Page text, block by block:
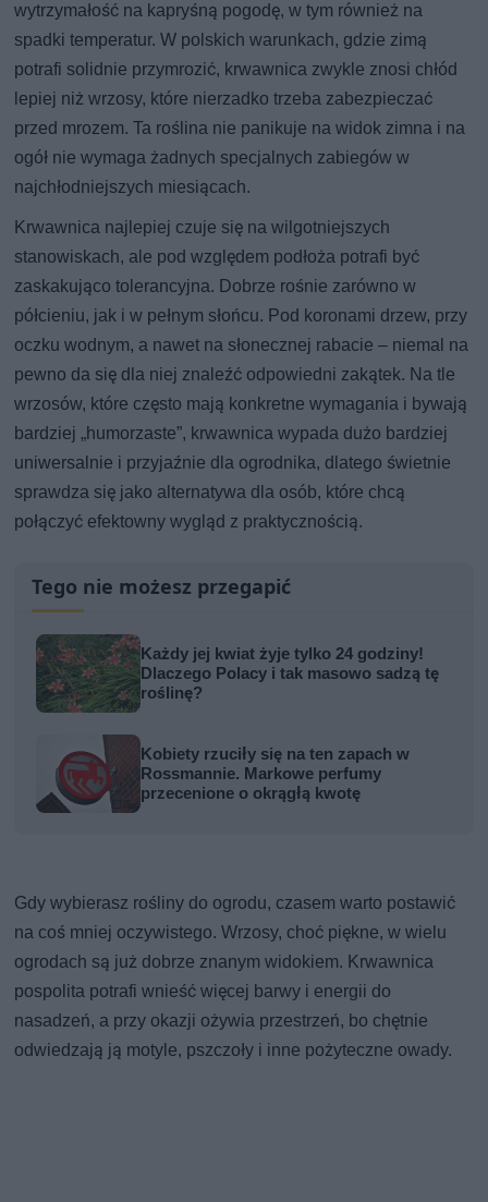
wytrzymałość na kapryśną pogodę, w tym również na
spadki temperatur. W polskich warunkach, gdzie zimą
potrafi solidnie przymrozić, krwawnica zwykle znosi chłód
lepiej niż wrzosy, które nierzadko trzeba zabezpieczać
przed mrozem. Ta roślina nie panikuje na widok zimna i na
ogół nie wymaga żadnych specjalnych zabiegów w
najchłodniejszych miesiącach.
Krwawnica najlepiej czuje się na wilgotniejszych
stanowiskach, ale pod względem podłoża potrafi być
zaskakująco tolerancyjna. Dobrze rośnie zarówno w
półcieniu, jak i w pełnym słońcu. Pod koronami drzew, przy
oczku wodnym, a nawet na słonecznej rabacie – niemal na
pewno da się dla niej znaleźć odpowiedni zakątek. Na tle
wrzosów, które często mają konkretne wymagania i bywają
bardziej „humorzaste”, krwawnica wypada dużo bardziej
uniwersalnie i przyjaźnie dla ogrodnika, dlatego świetnie
sprawdza się jako alternatywa dla osób, które chcą
połączyć efektowny wygląd z praktycznością.
Tego nie możesz przegapić
Każdy jej kwiat żyje tylko 24 godziny!
Dlaczego Polacy i tak masowo sadzą tę
roślinę?
Kobiety rzuciły się na ten zapach w
Rossmannie. Markowe perfumy
przecenione o okrągłą kwotę
Gdy wybierasz rośliny do ogrodu, czasem warto postawić
na coś mniej oczywistego. Wrzosy, choć piękne, w wielu
ogrodach są już dobrze znanym widokiem. Krwawnica
pospolita potrafi wnieść więcej barwy i energii do
nasadzeń, a przy okazji ożywia przestrzeń, bo chętnie
odwiedzają ją motyle, pszczoły i inne pożyteczne owady.